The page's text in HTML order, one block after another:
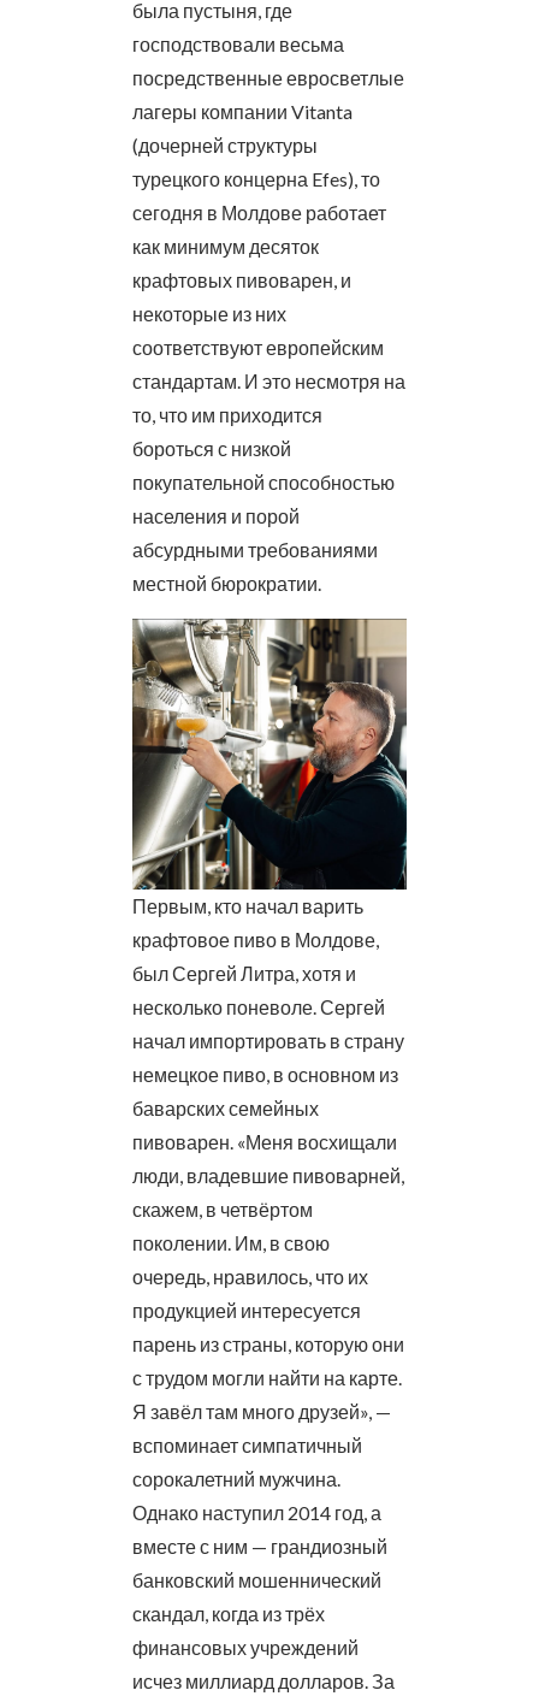
была пустыня, где
господствовали весьма
посредственные евросветлые
лагеры компании Vitanta
(дочерней структуры
турецкого концерна Efes), то
сегодня в Молдове работает
как минимум десяток
крафтовых пивоварен, и
некоторые из них
соответствуют европейским
стандартам. И это несмотря на
то, что им приходится
бороться с низкой
покупательной способностью
населения и порой
абсурдными требованиями
местной бюрократии.
Первым, кто начал варить
крафтовое пиво в Молдове,
был Сергей Литра, хотя и
несколько поневоле. Сергей
начал импортировать в страну
немецкое пиво, в основном из
баварских семейных
пивоварен. «Меня восхищали
люди, владевшие пивоварней,
скажем, в четвёртом
поколении. Им, в свою
очередь, нравилось, что их
продукцией интересуется
парень из страны, которую они
с трудом могли найти на карте.
Я завёл там много друзей», —
вспоминает симпатичный
сорокалетний мужчина.
Однако наступил 2014 год, а
вместе с ним — грандиозный
банковский мошеннический
скандал, когда из трёх
финансовых учреждений
исчез миллиард долларов. За